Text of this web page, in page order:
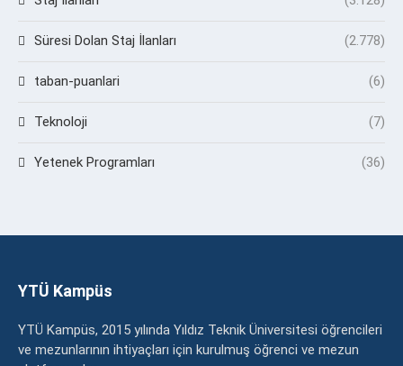
Süresi Dolan Staj İlanları (2.778)
taban-puanlari (6)
Teknoloji (7)
Yetenek Programları (36)
YTÜ Kampüs
YTÜ Kampüs, 2015 yılında Yıldız Teknik Üniversitesi öğrencileri
ve mezunlarının ihtiyaçları için kurulmuş öğrenci ve mezun